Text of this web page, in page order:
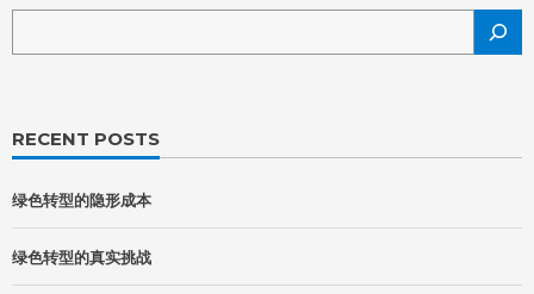
RECENT POSTS
绿色转型的隐形成本
绿色转型的真实挑战